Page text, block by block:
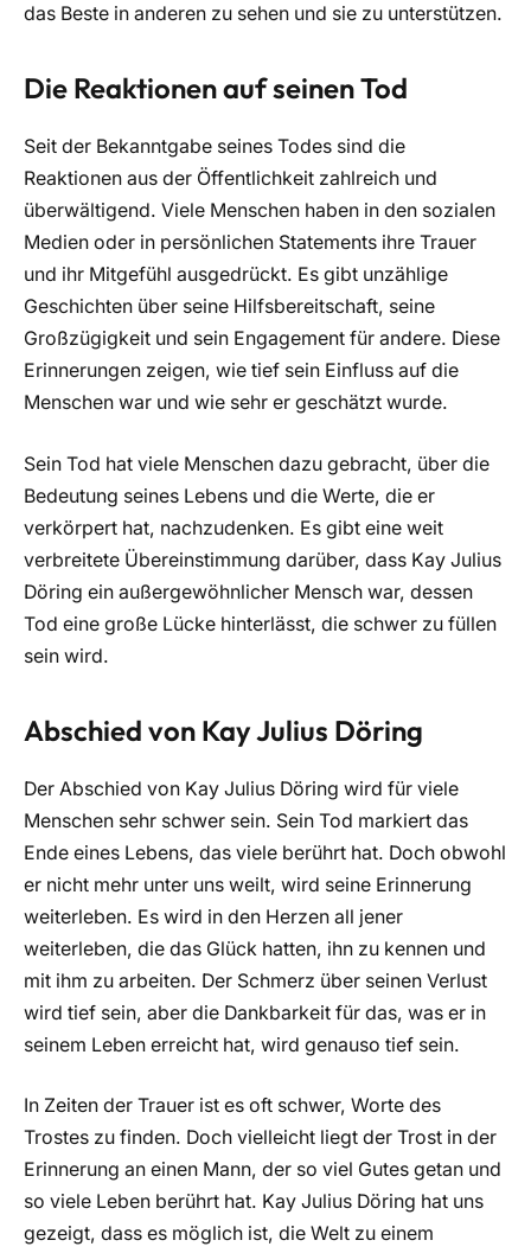
das Beste in anderen zu sehen und sie zu unterstützen.
Die Reaktionen auf seinen Tod
Seit der Bekanntgabe seines Todes sind die
Reaktionen aus der Öffentlichkeit zahlreich und
überwältigend. Viele Menschen haben in den sozialen
Medien oder in persönlichen Statements ihre Trauer
und ihr Mitgefühl ausgedrückt. Es gibt unzählige
Geschichten über seine Hilfsbereitschaft, seine
Großzügigkeit und sein Engagement für andere. Diese
Erinnerungen zeigen, wie tief sein Einfluss auf die
Menschen war und wie sehr er geschätzt wurde.
Sein Tod hat viele Menschen dazu gebracht, über die
Bedeutung seines Lebens und die Werte, die er
verkörpert hat, nachzudenken. Es gibt eine weit
verbreitete Übereinstimmung darüber, dass Kay Julius
Döring ein außergewöhnlicher Mensch war, dessen
Tod eine große Lücke hinterlässt, die schwer zu füllen
sein wird.
Abschied von Kay Julius Döring
Der Abschied von Kay Julius Döring wird für viele
Menschen sehr schwer sein. Sein Tod markiert das
Ende eines Lebens, das viele berührt hat. Doch obwohl
er nicht mehr unter uns weilt, wird seine Erinnerung
weiterleben. Es wird in den Herzen all jener
weiterleben, die das Glück hatten, ihn zu kennen und
mit ihm zu arbeiten. Der Schmerz über seinen Verlust
wird tief sein, aber die Dankbarkeit für das, was er in
seinem Leben erreicht hat, wird genauso tief sein.
In Zeiten der Trauer ist es oft schwer, Worte des
Trostes zu finden. Doch vielleicht liegt der Trost in der
Erinnerung an einen Mann, der so viel Gutes getan und
so viele Leben berührt hat. Kay Julius Döring hat uns
gezeigt, dass es möglich ist, die Welt zu einem